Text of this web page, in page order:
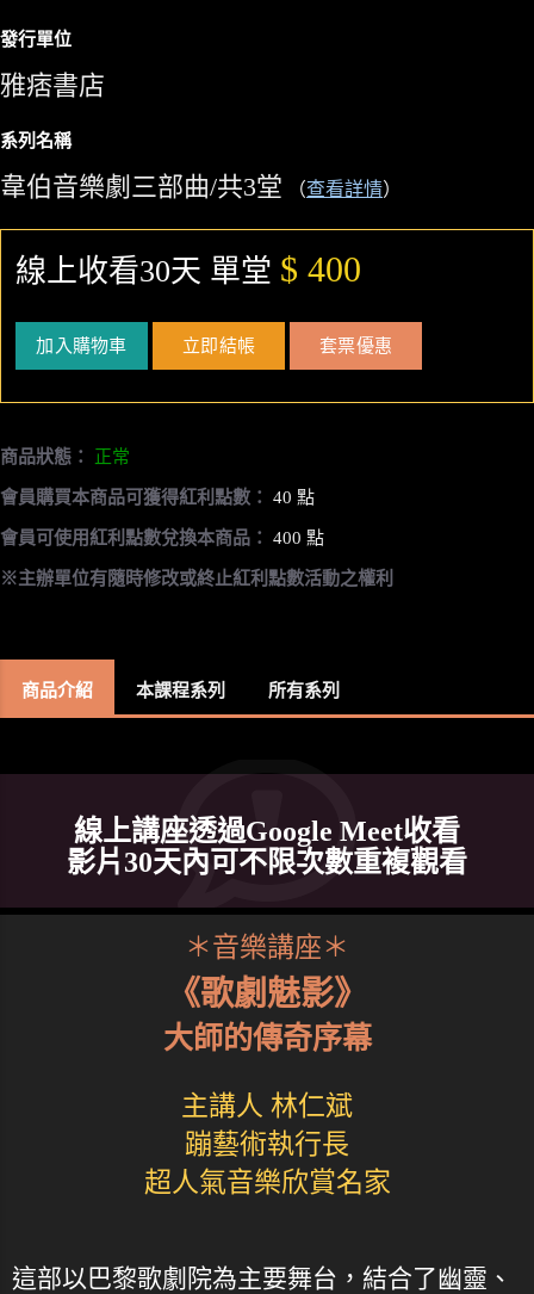
發行單位
雅痞書店
系列名稱
韋伯音樂劇三部曲/共3堂 （查看詳情）
線上收看30天 單堂 $ 400
加入購物車 立即結帳 套票優惠
商品狀態： 正常
會員購買本商品可獲得紅利點數： 40 點
會員可使用紅利點數兌換本商品： 400 點
※主辦單位有隨時修改或終止紅利點數活動之權利
商品介紹 本課程系列 所有系列
線上講座透過Google Meet收看
影片30天內可不限次數重複觀看
＊音樂講座＊
《歌劇魅影》
大師的傳奇序幕
主講人 林仁斌
蹦藝術執行長
超人氣音樂欣賞名家
這部以巴黎歌劇院為主要舞台，結合了幽靈、